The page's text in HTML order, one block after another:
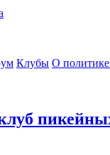
Клубы О